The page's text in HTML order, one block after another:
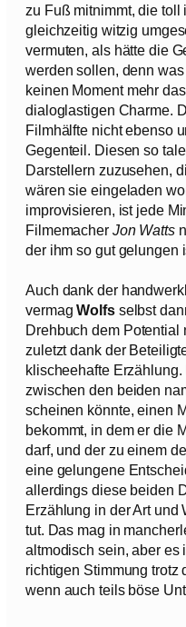
zu Fuß mitnimmt, die toll
gleichzeitig witzig
vermuten, als hätte die
werden sollen, denn
keinen Moment mehr
dialoglastigen Charme.
Filmhälfte nicht ebenso
Gegenteil. Diesen so
Darstellern zuzusehen,
wären sie eingeladen
improvisieren, ist jede
Filmemacher Jon Watts
der ihm so gut gelungen
Auch dank der
vermagWolfsselbst
Drehbuch dem Potential
zuletzt dank der
klischeehafte Erzählung.
zwischen den beiden
scheinen könnte, einen
bekommt, in dem er die
darf, und der zu einem
eine gelungene
allerdings diese beiden
Erzählung in der Art und
tut. Das mag in
altmodisch sein, aber es
richtigen Stimmung trotz
wenn auch teils böse